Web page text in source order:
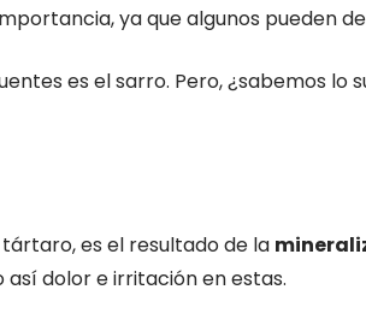
ya que algunos pueden
es el sarro. Pero, ¿sabemos lo
es el resultado de la
dolor e irritación en estas.